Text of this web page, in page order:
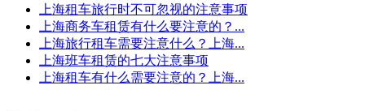
上海租车旅行时不可忽视的注意事项
上海商务车租赁有什么要注意的？...
上海旅行租车需要注意什么？上海...
上海班车租赁的七大注意事项
上海租车有什么需要注意的？上海...